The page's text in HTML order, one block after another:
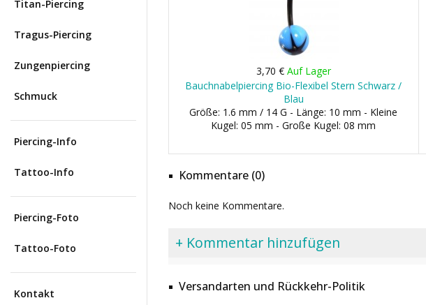
Titan-Piercing
Tragus-Piercing
Zungenpiercing
Schmuck
Piercing-Info
Tattoo-Info
Piercing-Foto
Tattoo-Foto
Kontakt
3,70 € Auf Lager
Bauchnabelpiercing Bio-Flexibel Stern Schwarz /
Blau
Größe: 1.6 mm / 14 G - Länge: 10 mm - Kleine
Kugel: 05 mm - Große Kugel: 08 mm
Kommentare (0)
Noch keine Kommentare.
+ Kommentar hinzufügen
Versandarten und Rückkehr-Politik